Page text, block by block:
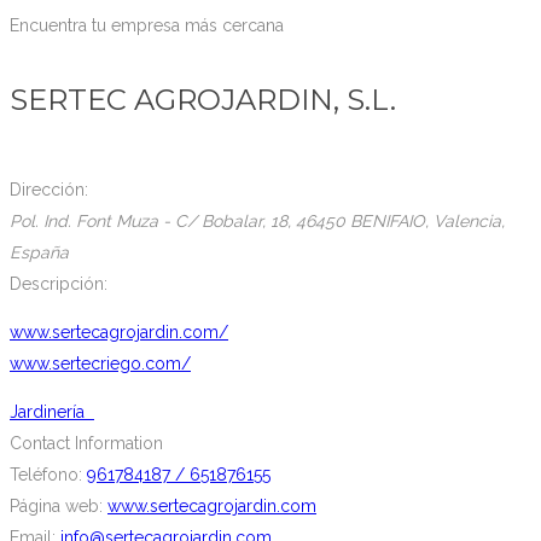
Encuentra tu empresa más cercana
SERTEC AGROJARDIN, S.L.
Dirección:
Pol. Ind. Font Muza - C/ Bobalar, 18, 46450 BENIFAIO, Valencia,
España
Descripción:
www.sertecagrojardin.com/
www.sertecriego.com/
Jardinería
Contact Information
Teléfono: 961784187 / 651876155
Página web: www.sertecagrojardin.com